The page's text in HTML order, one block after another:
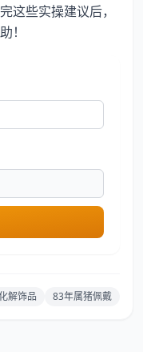
这些实操建议后，
！
解饰品 83年属猪佩戴